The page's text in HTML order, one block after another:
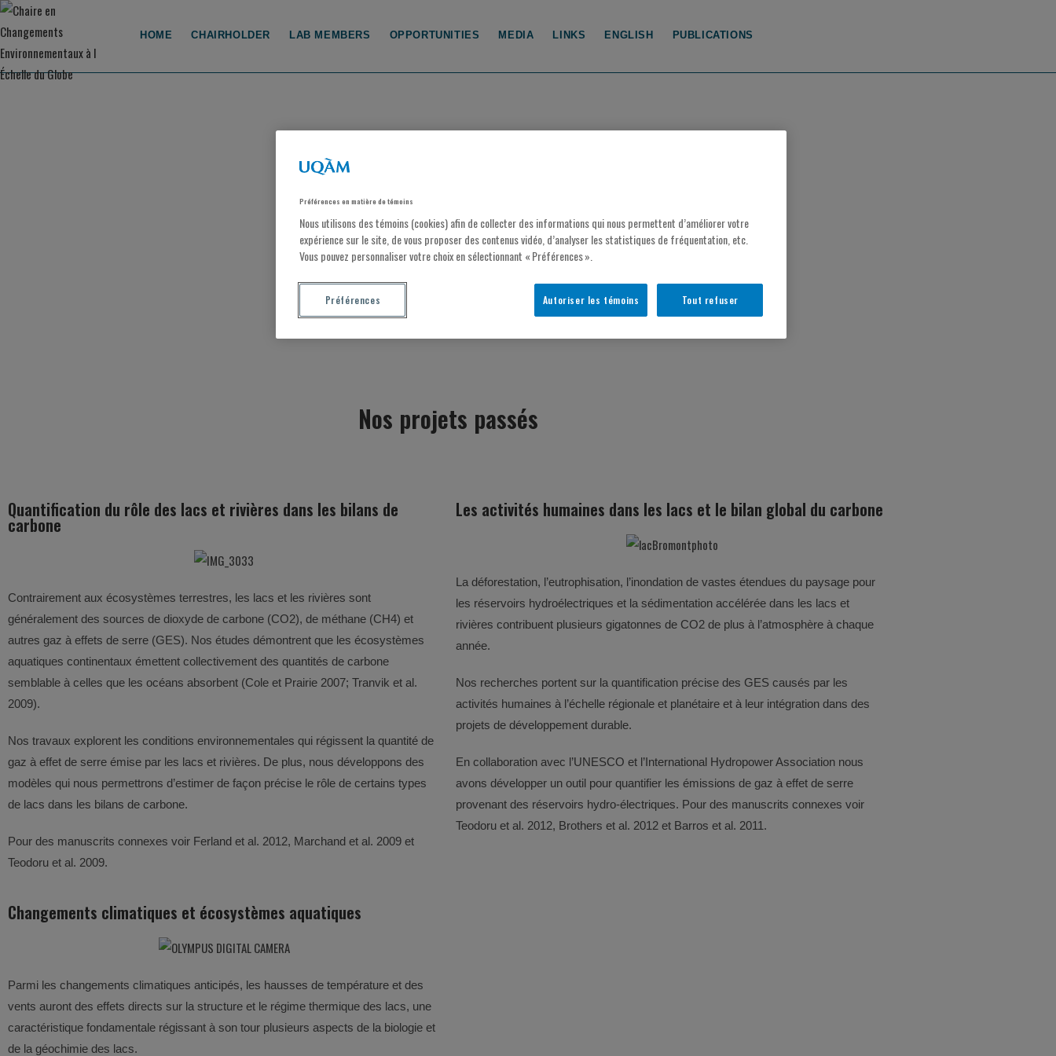
HOME CHAIRHOLDER LAB MEMBERS OPPORTUNITIES MEDIA LINKS ENGLISH PUBLICATIONS
PROJETS
Nos projets passés
Quantification du rôle des lacs et rivières dans les bilans de
carbone
Contrairement aux écosystèmes terrestres, les lacs et les rivières sont
généralement des sources de dioxyde de carbone (CO2), de méthane (CH4) et
autres gaz à effets de serre (GES). Nos études démontrent que les écosystèmes
aquatiques continentaux émettent collectivement des quantités de carbone
semblable à celles que les océans absorbent (Cole et Prairie 2007; Tranvik et al.
2009).
Nos travaux explorent les conditions environnementales qui régissent la quantité de
gaz à effet de serre émise par les lacs et rivières. De plus, nous développons des
modèles qui nous permettrons d’estimer de façon précise le rôle de certains types
de lacs dans les bilans de carbone.
Pour des manuscrits connexes voir Ferland et al. 2012, Marchand et al. 2009 et
Teodoru et al. 2009.
Les activités humaines dans les lacs et le bilan global du carbone
La déforestation, l’eutrophisation, l’inondation de vastes étendues du paysage pour
les réservoirs hydroélectriques et la sédimentation accélérée dans les lacs et
rivières contribuent plusieurs gigatonnes de CO2 de plus à l’atmosphère à chaque
année.
Nos recherches portent sur la quantification précise des GES causés par les
activités humaines à l’échelle régionale et planétaire et à leur intégration dans des
projets de développement durable.
En collaboration avec l’UNESCO et l’International Hydropower Association nous
avons développer un outil pour quantifier les émissions de gaz à effet de serre
provenant des réservoirs hydro-électriques. Pour des manuscrits connexes voir
Teodoru et al. 2012, Brothers et al. 2012 et Barros et al. 2011.
Changements climatiques et écosystèmes aquatiques
Parmi les changements climatiques anticipés, les hausses de température et des
vents auront des effets directs sur la structure et le régime thermique des lacs, une
caractéristique fondamentale régissant à son tour plusieurs aspects de la biologie et
de la géochimie des lacs.
Préférences en matière de témoins
Nous utilisons des témoins (cookies) afin de collecter des informations qui nous permettent d’améliorer votre
expérience sur le site, de vous proposer des contenus vidéo, d’analyser les statistiques de fréquentation, etc.
Vous pouvez personnaliser votre choix en sélectionnant « Préférences ».
Tout refuser
Autoriser les témoins
Préférences